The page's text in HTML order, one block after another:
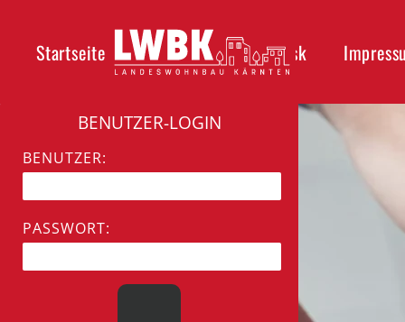
Startseite Über uns Helpdesk
BENUTZER-LOGIN
BENUTZER:
PASSWORT: